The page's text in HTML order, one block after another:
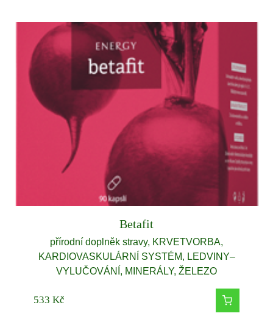
Betafit
přírodní doplněk stravy, KRVETVORBA,
KARDIOVASKULÁRNÍ SYSTÉM, LEDVINY–
VYLUČOVÁNÍ, MINERÁLY, ŽELEZO
533 Kč